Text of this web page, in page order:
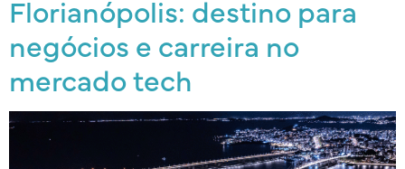
Florianópolis: destino para
negócios e carreira no
mercado tech